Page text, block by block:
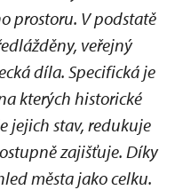
prostoru. V podstatě
veřejný
díla. Specifická je
kterých historické
jejich stav, redukuje
zajišťuje. Díky
města jako celku.